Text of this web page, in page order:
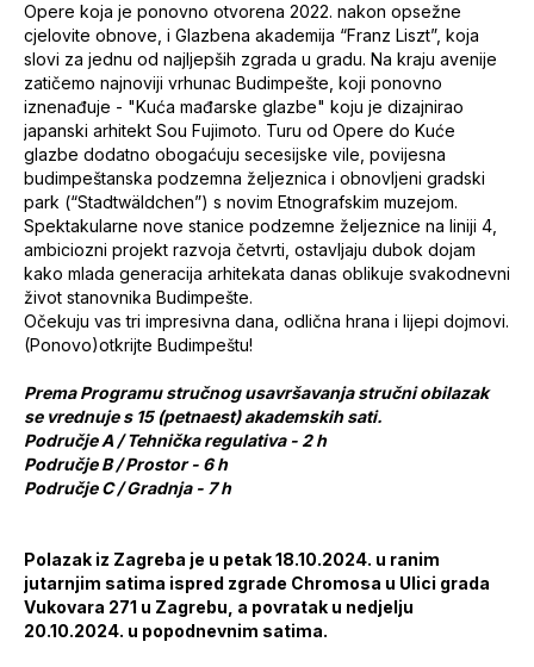
Opere koja je ponovno otvorena 2022. nakon opsežne
cjelovite obnove, i Glazbena akademija “Franz Liszt”, koja
slovi za jednu od najljepših zgrada u gradu. Na kraju avenije
zatičemo najnoviji vrhunac Budimpešte, koji ponovno
iznenađuje - "Kuća mađarske glazbe" koju je dizajnirao
japanski arhitekt Sou Fujimoto. Turu od Opere do Kuće
glazbe dodatno obogaćuju secesijske vile, povijesna
budimpeštanska podzemna željeznica i obnovljeni gradski
park (“Stadtwäldchen”) s novim Etnografskim muzejom.
Spektakularne nove stanice podzemne željeznice na liniji 4,
ambiciozni projekt razvoja četvrti, ostavljaju dubok dojam
kako mlada generacija arhitekata danas oblikuje svakodnevni
život stanovnika Budimpešte.
Očekuju vas tri impresivna dana, odlična hrana i lijepi dojmovi.
(Ponovo)otkrijte Budimpeštu!
Prema Programu stručnog usavršavanja stručni obilazak
se vrednuje s 15 (petnaest) akademskih sati.
Područje A / Tehnička regulativa - 2 h
Područje B / Prostor - 6 h
Područje C / Gradnja - 7 h
Polazak iz Zagreba je u petak 18.10.2024. u ranim
jutarnjim satima ispred zgrade Chromosa u Ulici grada
Vukovara 271 u Zagrebu, a povratak u nedjelju
20.10.2024. u popodnevnim satima.